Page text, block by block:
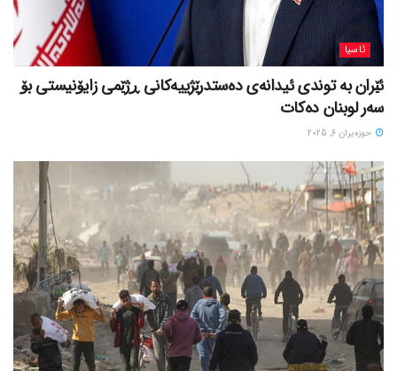
ئاسیا
ئێران بە توندی ئیدانەی دەستدرێژییەکانی ڕژێمی زایۆنیستی بۆ
سەر لوبنان دەکات
حوزه‌یران 6, 2025